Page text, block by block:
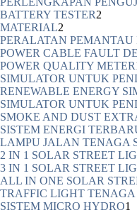
BATTERY TESTER2
MATERIAL2
PERALATAN
POWER CABLE FAULT
POWER QUALITY METER
SIMULATOR UNTUK
RENEWABLE ENERGY
SIMULATOR UNTUK
SMOKE AND DUST
SISTEM ENERGI
LAMPU JALAN TENAGA
2 IN 1 SOLAR STREET
3 IN 1 SOLAR STREET
ALL IN ONE SOLAR
TRAFFIC LIGHT TENAGA
SISTEM MICRO HYDRO1